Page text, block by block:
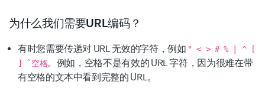
为什么我们需要URL编码？
有时您需要传递对 URL 无效的字符，例如 " < > # % | ^ [
] `空格。例如，空格不是有效的 URL 字符，因为很难在带
有空格的文本中看到完整的 URL。